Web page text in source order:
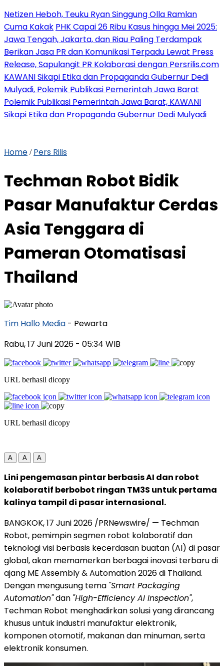
Netizen Heboh, Teuku Ryan Singgung Olla Ramlan
Cuma Kakak PHK Capai 26 Ribu Kasus hingga Mei 2025:
Jawa Tengah, Jakarta, dan Riau Paling Terdampak
Berikan Jasa PR dan Komunikasi Terpadu Lewat Press
Release, Sapulangit PR Kolaborasi dengan Persrilis.com
KAWANI Sikapi Etika dan Propaganda Gubernur Dedi
Mulyadi, Polemik Publikasi Pemerintah Jawa Barat
Polemik Publikasi Pemerintah Jawa Barat, KAWANI
Sikapi Etika dan Propaganda Gubernur Dedi Mulyadi
Home / Pers Rilis
Techman Robot Bidik
Pasar Manufaktur Cerdas
Asia Tenggara di
Pameran Otomatisasi
Thailand
Tim Hallo Media - Pewarta
Rabu, 17 Juni 2026 - 05:34 WIB
URL berhasil dicopy
URL berhasil dicopy
A A A
Lini pengemasan pintar berbasis AI dan robot
kolaboratif berbobot ringan TM3S untuk pertama
kalinya tampil di pasar internasional.
BANGKOK, 17 Juni 2026 /PRNewswire/ — Techman
Robot, pemimpin segmen robot kolaboratif dan
teknologi visi berbasis kecerdasan buatan (AI) di pasar
global, akan memamerkan berbagai inovasi terbaru di
ajang ME Assembly & Automation 2026 di Thailand.
Dengan mengusung tema "Smart Packaging
Automation"dan "High-Efficiency AI Inspection",
Techman Robot menghadirkan solusi yang dirancang
khusus untuk industri manufaktur elektronik,
komponen otomotif, makanan dan minuman, serta
elektronik konsumen.